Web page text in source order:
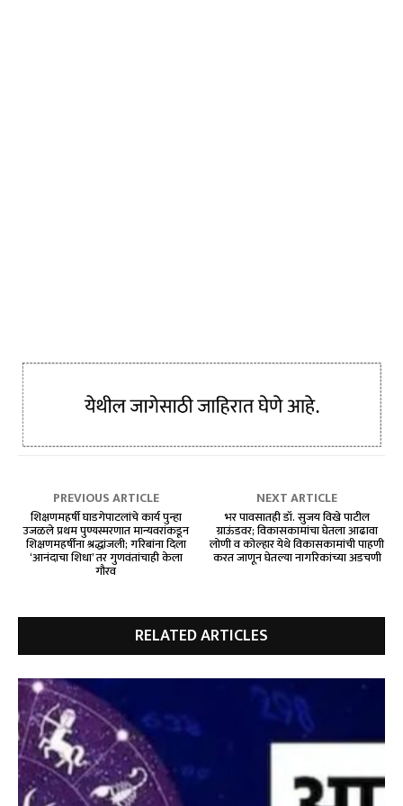
PREVIOUS ARTICLE
शिक्षणमहर्षी घाडगेपाटलांचे कार्य पुन्हा
उजळले प्रथम पुण्यस्मरणात मान्यवरांकडून
शिक्षणमहर्षींना श्रद्धांजली; गरिबांना दिला
‘आनंदाचा शिधा’ तर गुणवंतांचाही केला
गौरव
NEXT ARTICLE
भर पावसातही डॉ. सुजय विखे पाटील
ग्राऊंडवर; विकासकामांचा घेतला आढावा
लोणी व कोल्हार येथे विकासकामांची पाहणी
करत जाणून घेतल्या नागरिकांच्या अडचणी
RELATED ARTICLES